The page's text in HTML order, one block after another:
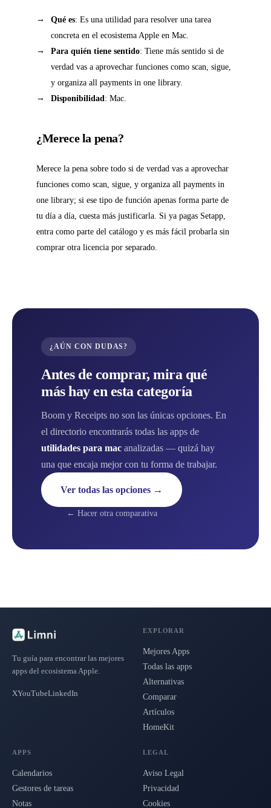
Qué es: Es una utilidad para resolver una tarea
concreta en el ecosistema Apple en Mac.
Para quién tiene sentido: Tiene más sentido si de
verdad vas a aprovechar funciones como scan, sigue,
y organiza all payments in one library.
Disponibilidad: Mac.
¿Merece la pena?
Merece la pena sobre todo si de verdad vas a aprovechar
funciones como scan, sigue, y organiza all payments in
one library; si ese tipo de función apenas forma parte de
tu día a día, cuesta más justificarla. Si ya pagas Setapp,
entra como parte del catálogo y es más fácil probarla sin
comprar otra licencia por separado.
¿AÚN CON DUDAS?
Antes de comprar, mira qué
más hay en esta categoría
Boom y Receipts no son las únicas opciones. En
el directorio encontrarás todas las apps de
utilidades para mac analizadas — quizá hay
una que encaja mejor con tu forma de trabajar.
Ver todas las opciones →
← Hacer otra comparativa
Tu guía para encontrar las mejores
apps del ecosistema Apple.
XYouTubeLinkedIn
EXPLORAR
Mejores Apps
Todas las apps
Alternativas
Comparar
Artículos
HomeKit
APPS
Calendarios
Gestores de tareas
Notas
LEGAL
Aviso Legal
Privacidad
Cookies